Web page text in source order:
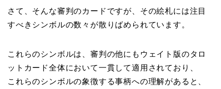
さて、そんな審判のカードですが、その絵札には注目
すべきシンボルの数々が散りばめられています。
これらのシンボルは、審判の他にもウェイト版のタロ
ットカード全体において一貫して適用されており、
これらのシンボルの象徴する事柄への理解があると、